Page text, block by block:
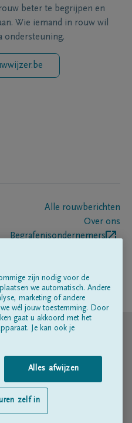
beter te begrijpen en
Wie iemand in rouw wil
ondersteuning.
Alle rouwberichten
Over ons
Begrafenisondernemers
zijn nodig voor de
we automatisch. Andere
marketing of andere
wél jouw toestemming. Door
gaat u akkoord met het
Je kan ook je
Alles afwijzen
zelf in